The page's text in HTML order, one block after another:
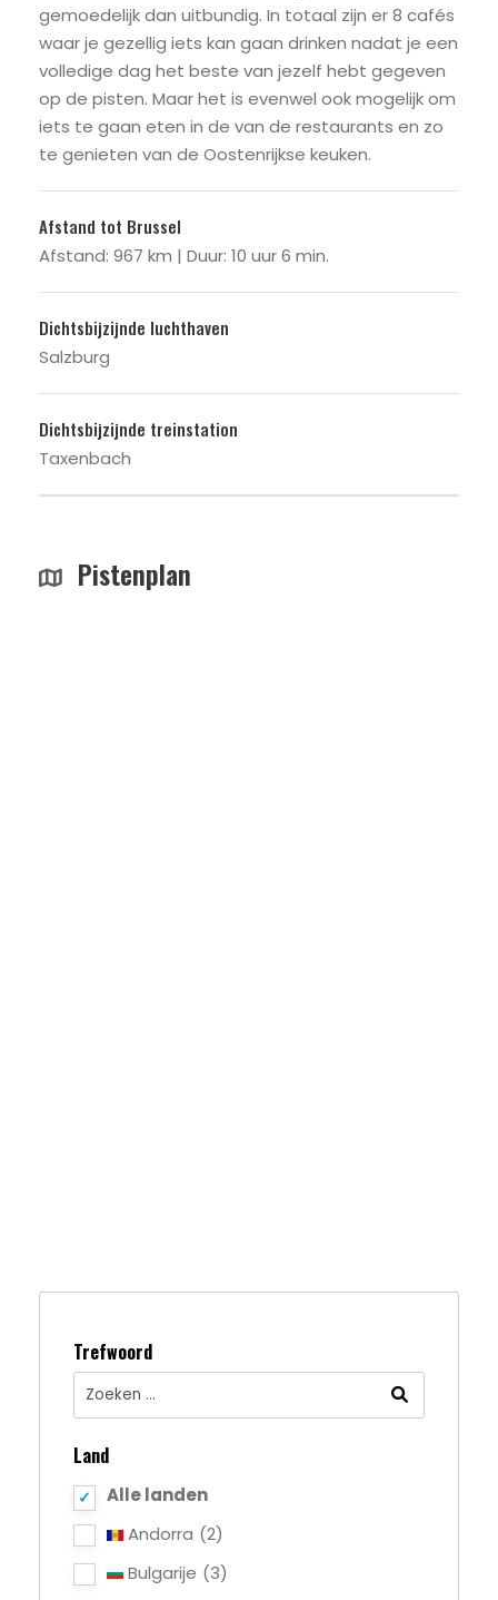
gemoedelijk dan uitbundig. In totaal zijn er 8 cafés
waar je gezellig iets kan gaan drinken nadat je een
volledige dag het beste van jezelf hebt gegeven
op de pisten. Maar het is evenwel ook mogelijk om
iets te gaan eten in de van de restaurants en zo
te genieten van de Oostenrijkse keuken.
Afstand tot Brussel
Afstand: 967 km | Duur: 10 uur 6 min.
Dichtsbijzijnde luchthaven
Salzburg
Dichtsbijzijnde treinstation
Taxenbach
Pistenplan
Trefwoord
Land
Alle landen
Andorra (2)
Bulgarije (3)